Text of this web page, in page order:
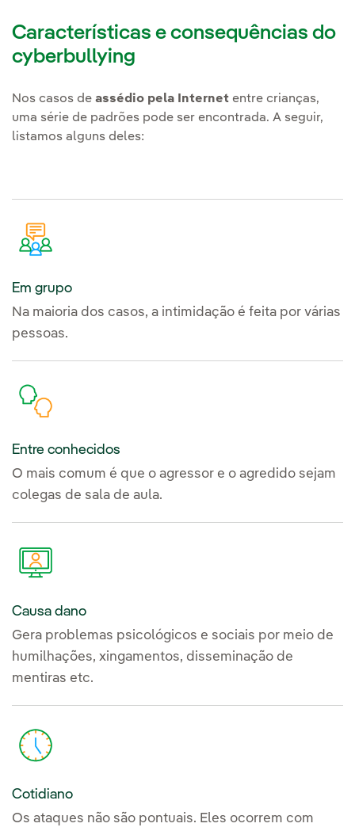
Características e consequências do
cyberbullying
Nos casos de assédio pela Internet entre crianças,
uma série de padrões pode ser encontrada. A seguir,
listamos alguns deles:
Em grupo
Na maioria dos casos, a intimidação é feita por várias
pessoas.
Entre conhecidos
O mais comum é que o agressor e o agredido sejam
colegas de sala de aula.
Causa dano
Gera problemas psicológicos e sociais por meio de
humilhações, xingamentos, disseminação de
mentiras etc.
Cotidiano
Os ataques não são pontuais. Eles ocorrem com